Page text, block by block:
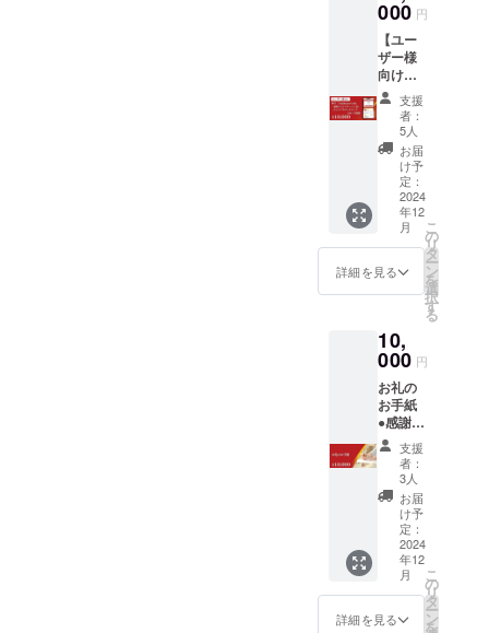
届けい
たしま
す。 あ
なたの
強み等
を明確
に診断
できま
す。 ※
プロ
ジェク
ト終了
後、
メール
でのご
案内さ
を個別
にご説
明させ
て頂き
ます。
※チケッ
ト有効
期限：
2024年
12月1日
から
2025年
12月31
日まで
ない
分、
サービ
ス手数
料を除
いて全
て大切
に活動
内容に
活用さ
せてい
ただき
ます
000 円
【ユー
ザー様
向け】
称号
Trailbla
zerGold
+適性テ
ストチ
ケット1
枚+キャ
リアカ
ウンセ
リング1
回（1時
間）
●Realiz
Learnin
gでの称
号は
Trailbla
zerGold
になり
ます。
「スキ
ル」
「称
号」を
獲得し
ていく
ことで
企業か
らのス
カウト
支援
者：
5人
お届
け予
定：
2024
年12
月
詳細を見る
こ
の
リ
タ
ー
ン
を
選
択
す
る
10,
000 円
お礼の
お手紙
●感謝を
込めた
お礼の
お手紙
を送ら
せてい
ただき
ます ※
いただ
いたご
支援金
はリ
支援
者：
3人
お届
け予
定：
2024
年12
月
詳細を見る
こ
の
リ
タ
ー
ン
を